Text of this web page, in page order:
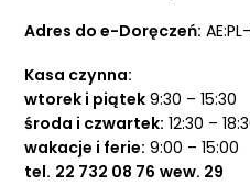
Adres do e-Doręczeń:
Kasa czynna:
wtorek i piątek9:30 – 15:30
środa i czwartek: 12:30 –
wakacje i ferie: 9:00 – 15:00
tel. 22 732 08 76 wew. 29